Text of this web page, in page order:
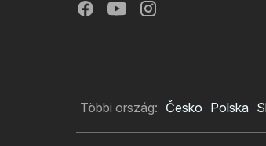
Többi ország: Česko Polska